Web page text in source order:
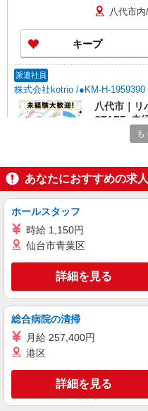
八代市
キープ
派遣社員
株式会社kotrio /●KM-H-1959390
八代市｜リ
STAFF♪未
時給
八代市内
キープ
派遣社員
株式会社kotrio /●KM-H-2068345
≪八代市≫
サービス
時給
通費全支給(
株式会社kotrio /●KM-H-2094043
も
あなたにおすすめの求
ホールスタッフ
時給 1,150円
仙台市青葉区
詳細を見る
総合病院の清掃
月給 257,400円
港区
詳細を見る